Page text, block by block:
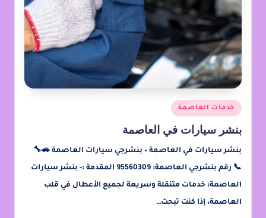
خدمات العاصمة
بنشر سيارات في العاصمة
بنشر سيارات في العاصمة – بنشرجي سيارات العاصمة 🚗🔧
📞 رقم بنشرجي العاصمة: 95560309 المقدمة :- بنشر سيارات
العاصمة: خدمات متنقلة وسريعة لجميع الأعطال في قلب
العاصمة، إذا كنت تبحث…